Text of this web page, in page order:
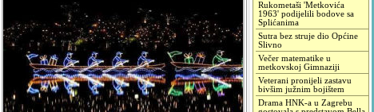
Rukometaši 'Metkovića
1963' podijelili bodove sa
Splićanima
Sutra bez struje dio Općine
Slivno
Večer matematike u
metkovskoj Gimnaziji
Veterani pronijeli zastavu
bivšim južnim bojištem
Drama HNK-a u Zagrebu